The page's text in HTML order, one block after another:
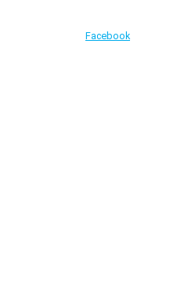
Facebook